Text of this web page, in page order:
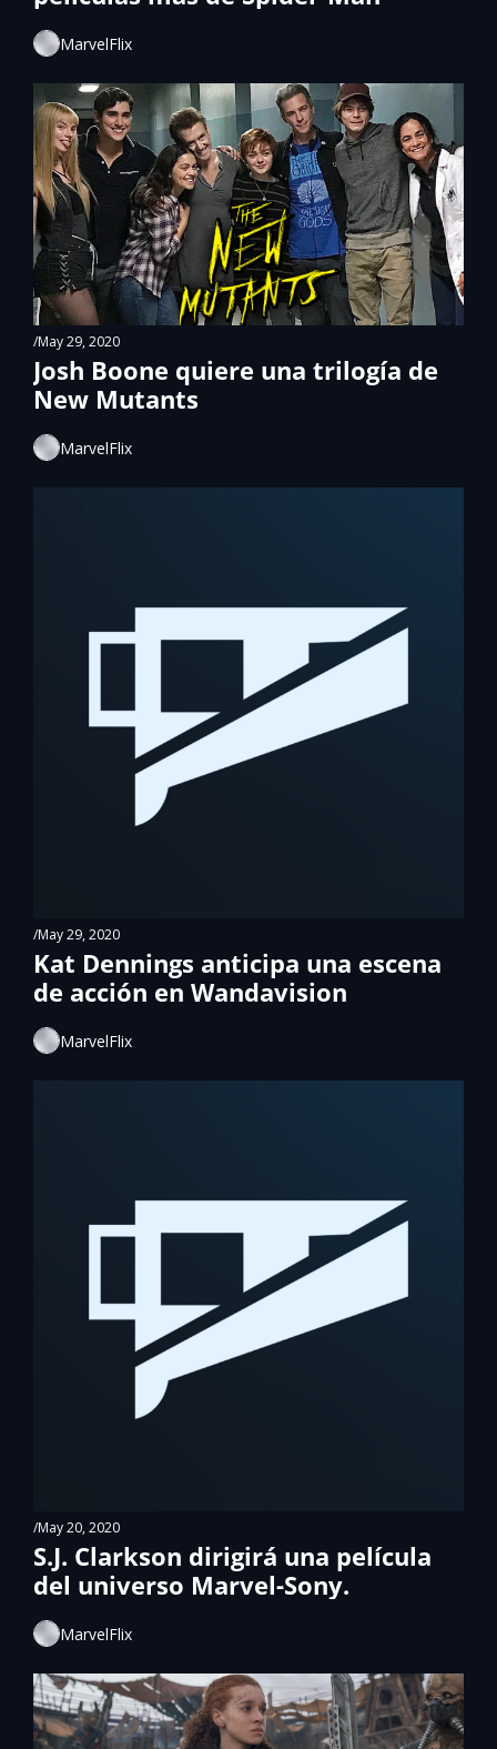
MarvelFlix
/May 29, 2020
Josh Boone quiere una trilogía de
New Mutants
MarvelFlix
/May 29, 2020
Kat Dennings anticipa una escena
de acción en Wandavision
MarvelFlix
/May 20, 2020
S.J. Clarkson dirigirá una película
del universo Marvel-Sony.
MarvelFlix